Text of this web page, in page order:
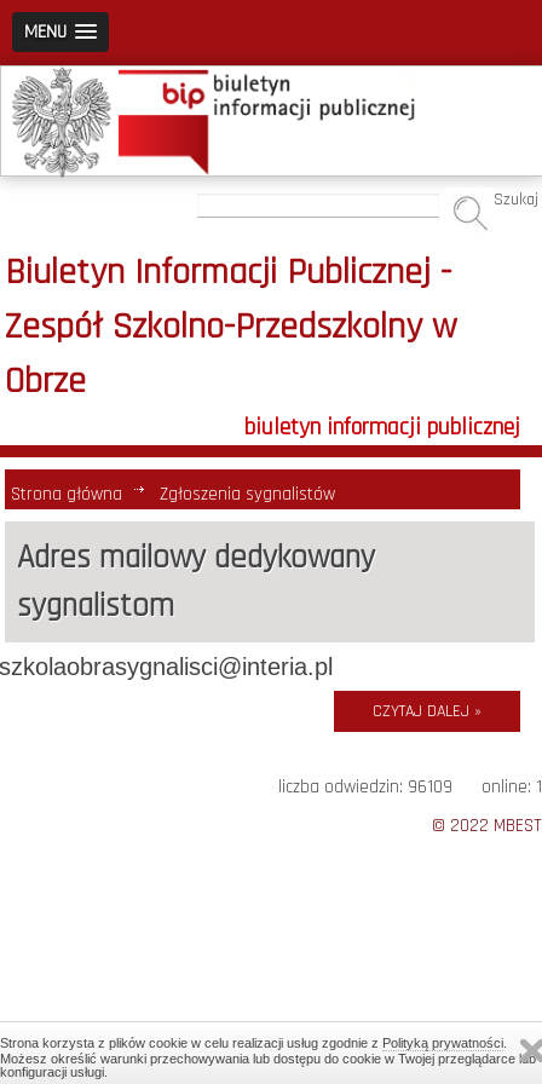
MENU
Strona korzysta z plików cookie w celu realizacji usług zgodnie z Polityką prywatności
Możesz określić warunki przechowywania lub dostępu do cookie w Twojej przeglądarce lub
konfiguracji usługi.
Szukaj
Biuletyn Informacji Publicznej -
Zespół Szkolno-Przedszkolny w
Obrze
biuletyn informacji publicznej
Strona główna Zgłoszenia sygnalistów
Adres mailowy dedykowany
sygnalistom
szkolaobrasygnalisci@interia.pl
CZYTAJ DALEJ »
liczba odwiedzin: 96109 online: 1
© 2022 MBEST